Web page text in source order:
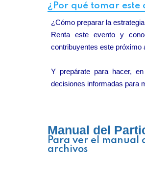
¿Por qué tomar este
¿Cómo preparar la
Renta este evento y
contribuyentes este próximo
Y prepárate para hacer,
decisiones informadas para
Manual del
Para ver el manual
archivos